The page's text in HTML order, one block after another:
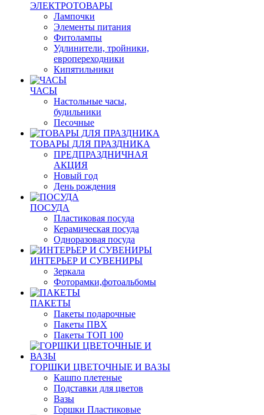
ЭЛЕКТРОТОВАРЫ
Лампочки
Элементы питания
Фитолампы
Удлинители, тройники,
европереходники
Кипятильники
ЧАСЫ
Настольные часы,
будильники
Песочные
ТОВАРЫ ДЛЯ ПРАЗДНИКА
ПРЕДПРАЗДНИЧНАЯ
АКЦИЯ
Новый год
День рождения
ПОСУДА
Пластиковая посуда
Керамическая посуда
Одноразовая посуда
ИНТЕРЬЕР И СУВЕНИРЫ
Зеркала
Фоторамки,фотоальбомы
ПАКЕТЫ
Пакеты подарочные
Пакеты ПВХ
Пакеты ТОП 100
ГОРШКИ ЦВЕТОЧНЫЕ И ВАЗЫ
Кашпо плетеные
Подставки для цветов
Вазы
Горшки Пластиковые